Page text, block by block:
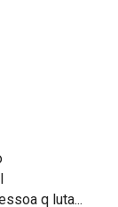
q luta...